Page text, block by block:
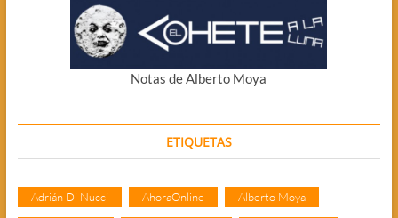
Notas de Alberto Moya
ETIQUETAS
Adrián Di Nucci AhoraOnline Alberto Moya